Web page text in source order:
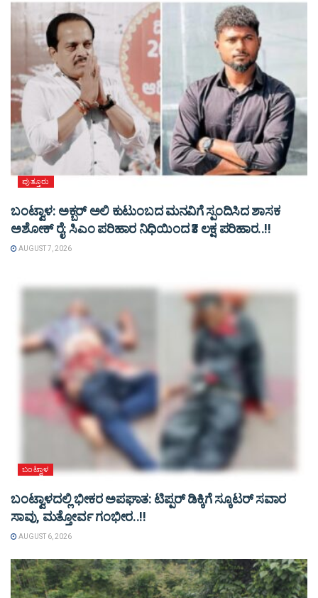
ಪುತ್ತೂರು
ಬಂಟ್ವಾಳ: ಅಕ್ಬರ್ ಅಲಿ ಕುಟುಂಬದ ಮನವಿಗೆ ಸ್ಪಂದಿಸಿದ ಶಾಸಕ
ಅಶೋಕ್ ರೈ: ಸಿಎಂ ಪರಿಹಾರ ನಿಧಿಯಿಂದ ₹3 ಲಕ್ಷ ಪರಿಹಾರ..!!
AUGUST 7, 2026
ಬಂಟ್ವಾಳ
ಬಂಟ್ವಾಳದಲ್ಲಿ ಭೀಕರ ಅಪಘಾತ: ಟಿಪ್ಪರ್ ಡಿಕ್ಕಿಗೆ ಸ್ಕೂಟರ್ ಸವಾರ
ಸಾವು, ಮತ್ತೋರ್ವ ಗಂಭೀರ..!!
AUGUST 6, 2026